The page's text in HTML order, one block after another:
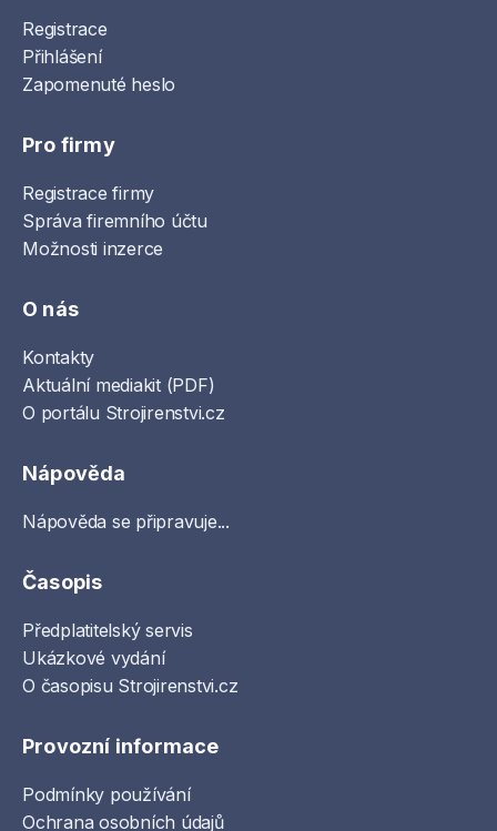
Registrace
Přihlášení
Zapomenuté heslo
Pro firmy
Registrace firmy
Správa firemního účtu
Možnosti inzerce
O nás
Kontakty
Aktuální mediakit (PDF)
O portálu Strojirenstvi.cz
Nápověda
Nápověda se připravuje...
Časopis
Předplatitelský servis
Ukázkové vydání
O časopisu Strojirenstvi.cz
Provozní informace
Podmínky používání
Ochrana osobních údajů